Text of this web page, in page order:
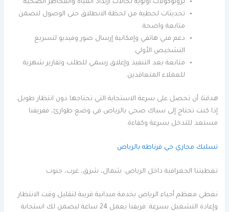
بروتوكولات أولوية لحالات ارتداد المياه والمخاطر الصحية.
تحديثات لحظية من لحظة الانطلاق حتى الوصول لتضمن
متابعة واضحة.
دعم فني هاتفي وإمكانية إرسال صور وفيديو لتسريع
التشخيص الأولي.
متابعة بعد التنفيذ وإغلاق رسمي للطلب وتقارير شهرية
للعملاء المتعاقدين.
هدفنا أن تحصل على سرعة الاستجابة التي تحتاجها دون انتظار طويل.
إذا كنت تحتاج إلى سباك صحي بالرياض في وضع طوارئ، ففريقنا
مستعد للتدخل بسرعة وكفاءة.
تسليك مجاري حي قرناطه بالرياض
تغطيتنا الجغرافية داخل الرياض: شمال، شرق، غرب، جنوب
نغطي معظم أحياء الرياض بخدمة ميدانية قريبة لتقليل وقت الانتظار
وإعادة التشغيل بسرعة. فريقنا يعمل 24 ساعة ليضمن لك استجابة